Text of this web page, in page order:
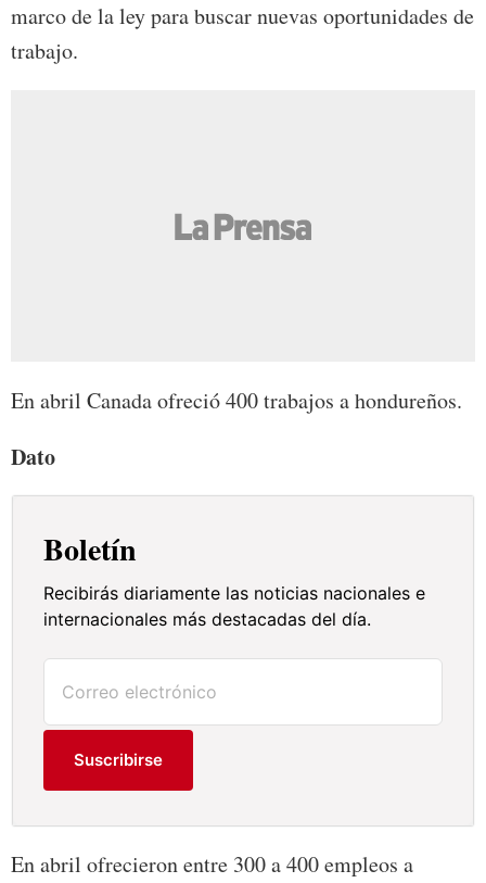
marco de la ley para buscar nuevas oportunidades de
trabajo.
En abril Canada ofreció 400 trabajos a hondureños.
Dato
Boletín
Recibirás diariamente las noticias nacionales e
internacionales más destacadas del día.
Suscribirse
En abril ofrecieron entre 300 a 400 empleos a